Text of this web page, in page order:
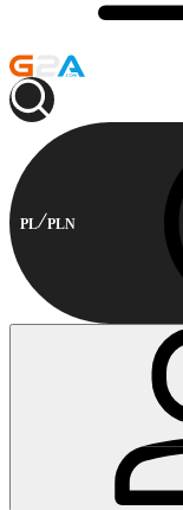
PL PLN